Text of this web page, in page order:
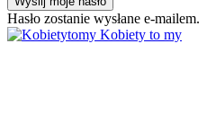
Hasło zostanie wysłane e-mailem.
Kobiety to my